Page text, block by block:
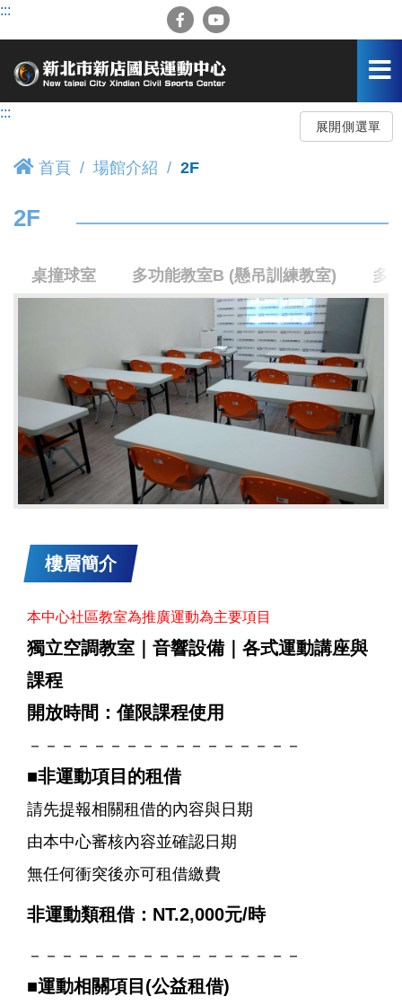
跳
容
:::
:::
展開側選單
首頁 場館介紹 2F
2F
桌撞球室 多功能教室B (懸吊訓練教室) 多
樓層簡介
本中心社區教室為推廣運動為主要項目
獨立空調教室｜音響設備｜各式運動講座與
課程
開放時間：僅限課程使用
－－－－－－－－－－－－－－－－－
■非運動項目的租借
請先提報相關租借的內容與日期
由本中心審核內容並確認日期
無任何衝突後亦可租借繳費
非運動類租借：NT.2,000元/時
－－－－－－－－－－－－－－－－－
■運動相關項目(公益租借)